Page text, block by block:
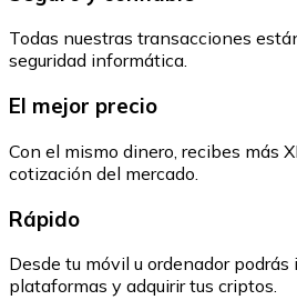
Todas nuestras transacciones
seguridad informática.
El mejor precio
Con el mismo dinero, recibes más
cotización del mercado.
Rápido
Desde tu móvil u ordenador podrás
plataformas y adquirir tus criptos.